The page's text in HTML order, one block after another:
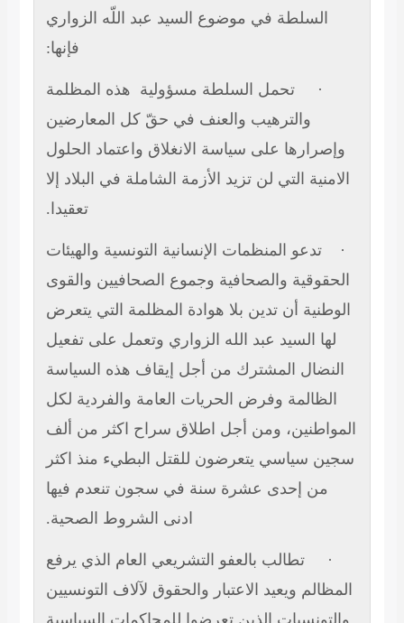
السلطة في موضوع السيد عبد اللّه الزواري
فإنها:
· تحمل السلطة مسؤولية هذه المظلمة
والترهيب والعنف في حقّ كل المعارضين
وإصرارها على سياسة الانغلاق واعتماد الحلول
الامنية التي لن تزيد الأزمة الشاملة في البلاد إلا
تعقيدا.
·
تدعو المنظمات الإنسانية التونسية والهيئات
الحقوقية والصحافية وجموع الصحافيين والقوى
الوطنية أن تدين بلا هوادة المظلمة التي يتعرض
لها السيد عبد الله الزواري وتعمل على تفعيل
النضال المشترك من أجل إيقاف هذه السياسة
الظالمة وفرض الحريات العامة والفردية لكل
المواطنين، ومن أجل اطلاق سراح اكثر من ألف
سجين سياسي يتعرضون للقتل البطيء منذ اكثر
من إحدى عشرة سنة في سجون تنعدم فيها
ادنى الشروط الصحية.
·
تطالب بالعفو التشريعي العام الذي يرفع
المظالم ويعيد الاعتبار والحقوق لآلاف التونسيين